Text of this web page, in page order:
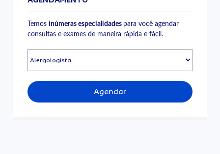
Temosinúmeras especialidades para você agendar
consultas e exames de maneira rápida e fácil.
Agendar